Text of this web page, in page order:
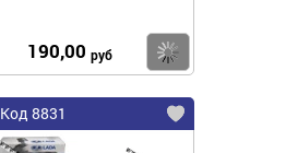
Купить190,00 руб
Код 8831